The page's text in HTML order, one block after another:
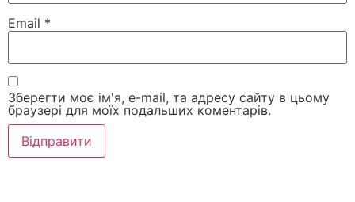
Email *
Зберегти моє ім'я, e-mail, та адресу сайту в цьому
браузері для моїх подальших коментарів.